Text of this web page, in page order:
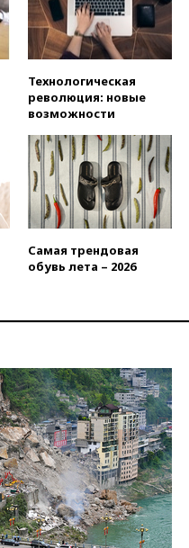
Технологическая
революция: новые
возможности
Самая трендовая
обувь лета – 2026